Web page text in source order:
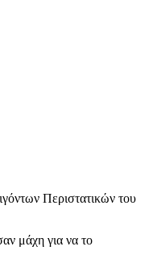
Περιστατικών του
μάχη για να το